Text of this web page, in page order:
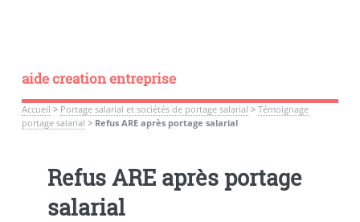
aide creation entreprise
Accueil > Portage salarial et sociétés de portage salarial > Témoignage
portage salarial > Refus ARE après portage salarial
Refus ARE après portage
salarial